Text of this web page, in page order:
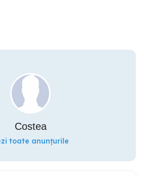
Costea
toate anunțurile